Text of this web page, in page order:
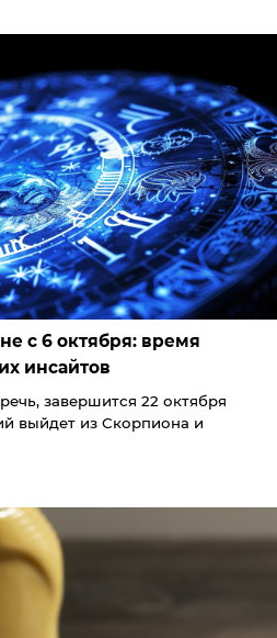
с 6 октября: время
инсайтов
завершится 22 октября
выйдет из Скорпиона и